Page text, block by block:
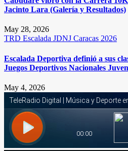
Jacinto Lara (Galería y Resultados)
May 28, 2026
TRD Escalada JDNJ Caracas 2026
Escalada Deportiva definió a sus
Juegos Deportivos Nacionales
May 4, 2026